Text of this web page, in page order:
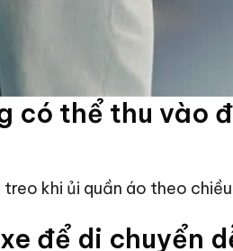
có thể thu vào
khi ủi quần áo theo
để di chuyển